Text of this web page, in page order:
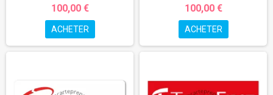
100,00 €
ACHETER
100,00 €
ACHETER